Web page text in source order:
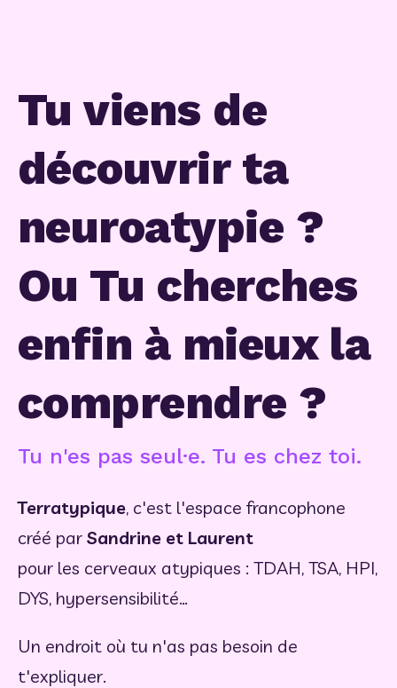
Tu viens de
découvrir ta
neuroatypie ?
Ou Tu cherches
enfin à mieux la
comprendre ?
Tu n'es pas seul·e. Tu es chez toi.
Terratypique, c'est l'espace francophone
créé par Sandrine et Laurent
pour les cerveaux atypiques : TDAH, TSA, HPI,
DYS, hypersensibilité…
Un endroit où tu n'as pas besoin de
t'expliquer.